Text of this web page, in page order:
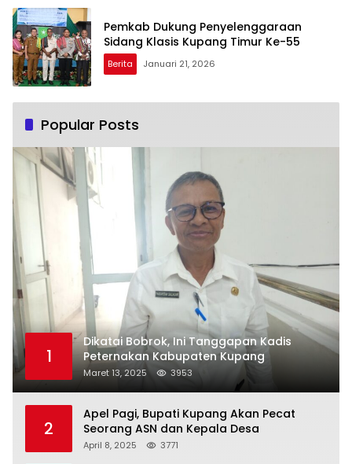
Pemkab Dukung Penyelenggaraan
Sidang Klasis Kupang Timur Ke-55
Berita Januari 21, 2026
Popular Posts
1
Dikatai Bobrok, Ini Tanggapan Kadis
Peternakan Kabupaten Kupang
Maret 13, 2025 3953
2
Apel Pagi, Bupati Kupang Akan Pecat
Seorang ASN dan Kepala Desa
April 8, 2025 3771